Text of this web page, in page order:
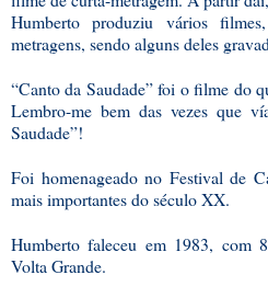
Humberto produziu vários
metragens, sendo alguns deles
“Canto da Saudade” foi o filme do
Lembro-me bem das vezes que
Saudade”!
Foi homenageado no Festival de
mais importantes do século XX.
Humberto faleceu em 1983, com
Volta Grande.